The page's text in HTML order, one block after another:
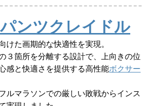
ンツクレイドル
けた画期的な快適性を実現。
３箇所を分離する設計で、上向きの位
感と快適さを提供する高性能ボクサー
ルマラソンでの厳しい敗戦からインス